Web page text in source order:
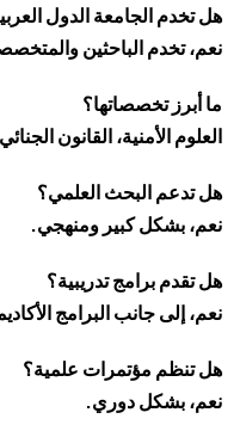
هل تخدم الجامعة الدول
نعم، تخدم الباحثين
ما أبرز تخصصاتها؟
العلوم الأمنية، القانون
هل تدعم البحث العلمي؟
نعم، بشكل كبير ومنهجي.
هل تقدم برامج تدريبية؟
نعم، إلى جانب البرامج
هل تنظم مؤتمرات علمية؟
نعم، بشكل دوري.